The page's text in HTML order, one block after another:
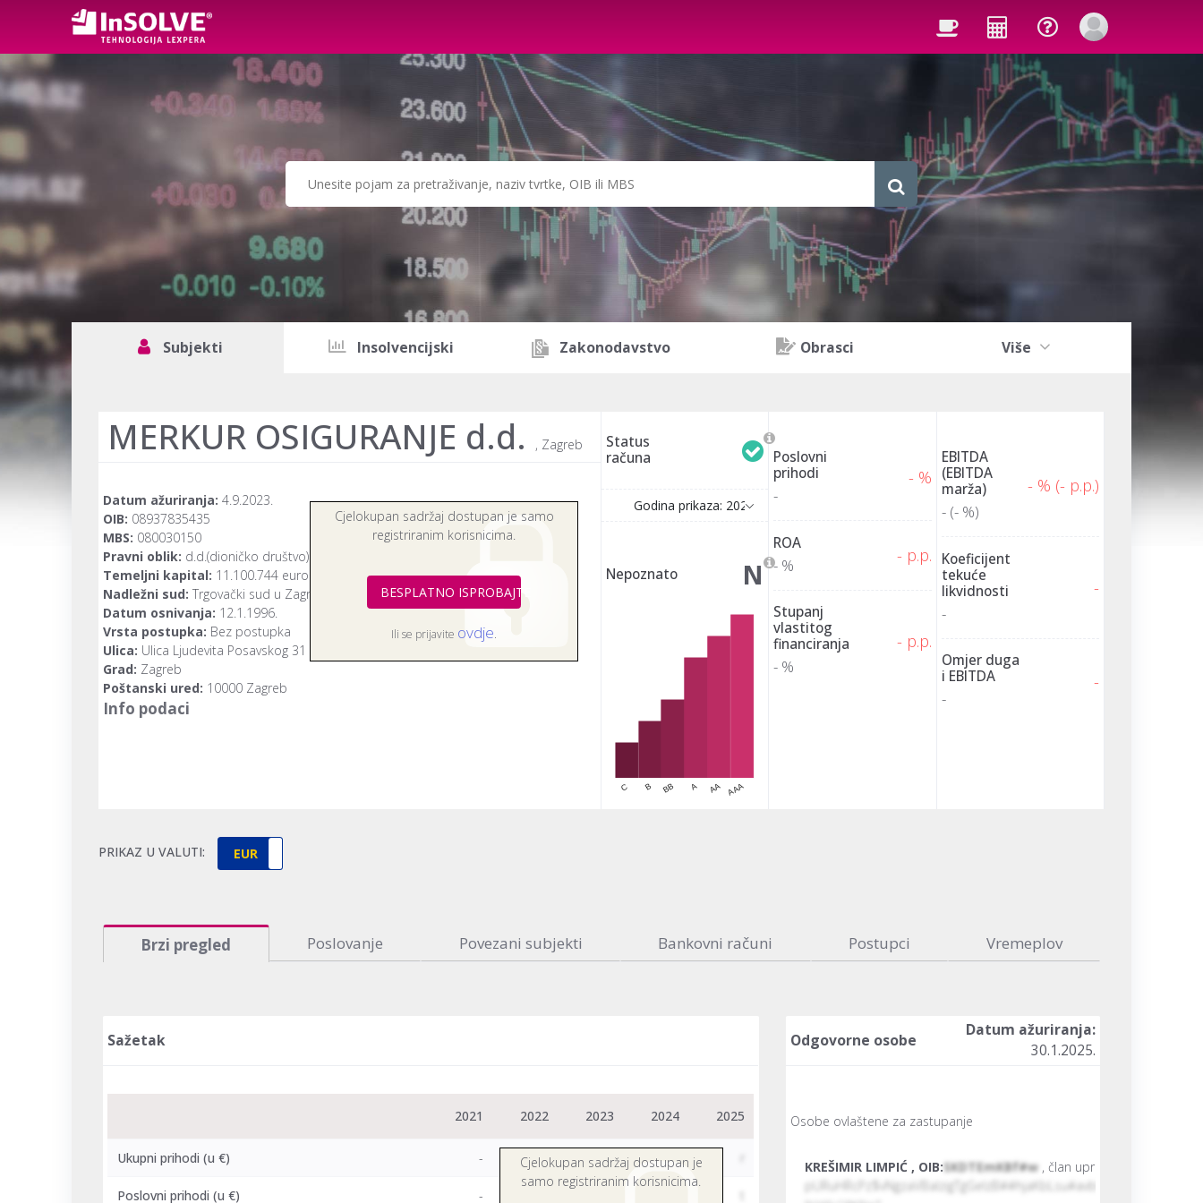
Subjekti Insolvencijski Zakonodavstvo Obrasci Više
MERKUR OSIGURANJE d.d. , Zagreb
Datum ažuriranja: 4.9.2023.
OIB: 08937835435
MBS: 080030150
Pravni oblik: d.d.(dioničko društvo)
Temeljni kapital: 11.100.744 euro
Nadležni sud: Trgovački sud u Zagrebu
Datum osnivanja: 12.1.1996.
Vrsta postupka: Bez postupka
Ulica: Ulica Ljudevita Posavskog 31
Grad: Zagreb
Poštanski ured: 10000 Zagreb
Info podaci
Cjelokupan sadržaj dostupan je samo
registriranim korisnicima.
BESPLATNO ISPROBAJTE
Ili se prijavite ovdje.
Status
računa
Godina prikaza: 2025
Nepoznato N
C B BB A AA AAA
Poslovni
prihodi
-
- %
ROA
- % - p.p.
Stupanj
vlastitog
financiranja
- %
- p.p.
EBITDA
(EBITDA
marža)
- (- %)
- % (- p.p.)
Koeficijent
tekuće
likvidnosti
-
-
Omjer duga
i EBITDA
-
-
PRIKAZ U VALUTI: EUR
Brzi pregled Poslovanje Povezani subjekti Bankovni računi Postupci Vremeplov
Sažetak
Cjelokupan sadržaj dostupan je
samo registriranim korisnicima.
2021 2022 2023 2024 2025
Ukupni prihodi (u €) - - - &
Poslovni prihodi (u €) -
Odgovorne osobe
Datum ažuriranja:
30.1.2025.
Osobe ovlaštene za zastupanje
KREŠIMIR LIMPIĆ , OIB:SKDTEmKBf#w , član uprave